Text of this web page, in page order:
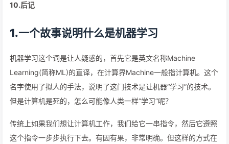
10.后记
1.一个故事说明什么是机器学习
机器学习这个词是让人疑惑的，首先它是英文名称Machine
Learning(简称ML)的直译，在计算界Machine一般指计算机。这个
名字使用了拟人的手法，说明了这门技术是让机器“学习”的技术。
但是计算机是死的，怎么可能像人类一样“学习”呢？
传统上如果我们想让计算机工作，我们给它一串指令，然后它遵照
这个指令一步步执行下去。有因有果，非常明确。但这样的方式在